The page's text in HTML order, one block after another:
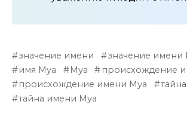
значение имени значение имени
имя Муа
Муа
происхождение
происхождение имени Муа
тайна имени Муа